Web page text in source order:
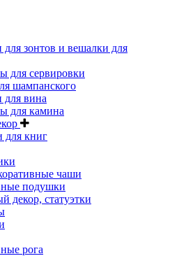
для зонтов и вешалки для
для сервировки
шампанского
для вина
для камина
для книг
чаши
подушки
декор, статуэтки
рога